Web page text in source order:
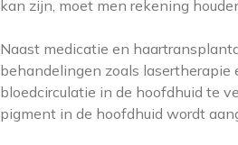
kan zijn, moet men rekening
Naast medicatie en
behandelingen zoals lasertherapie
bloedcirculatie in de hoofdhuid te
pigment in de hoofdhuid wordt